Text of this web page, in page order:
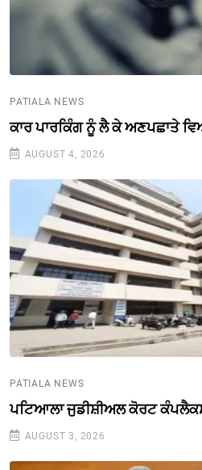
PATIALA NEWS
ਕਾਰ ਪਾਰਕਿੰਗ ਨੂੰ ਲੈ ਕੇ ਅਣਪਛਾਤੇ
AUGUST 4, 2026
PATIALA NEWS
ਪਟਿਆਲਾ ਜੁਡੀਸ਼ੀਅਲ ਕੋਰਟ
AUGUST 3, 2026